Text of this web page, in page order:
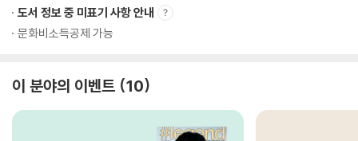
도서 정보 중 미표기 사항 안내
문화비소득공제 가능
이 분야의 이벤트 10